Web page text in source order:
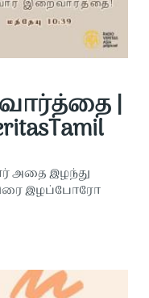
|
அதை இழந்து
இழப்போரோ